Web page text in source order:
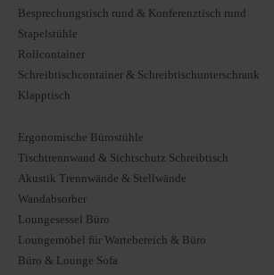
Besprechungstisch rund & Konferenztisch rund
Stapelstühle
Rollcontainer
Schreibtischcontainer & Schreibtischunterschrank
Klapptisch
Ergonomische Bürostühle
Tischtrennwand & Sichtschutz Schreibtisch
Akustik Trennwände & Stellwände
Wandabsorber
Loungesessel Büro
Loungemöbel für Wartebereich & Büro
Büro & Lounge Sofa